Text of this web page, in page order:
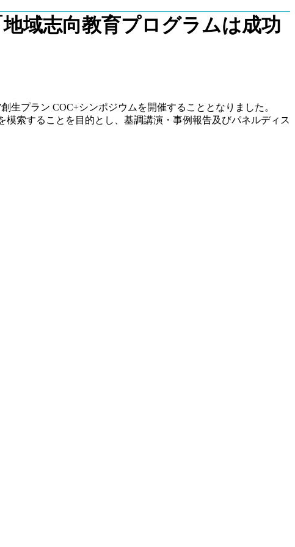
域志向教育プログラムは成功
プラン COC+シンポジウムを開催することとなりました。
索することを目的とし、基調講演・事例報告及びパネルディス